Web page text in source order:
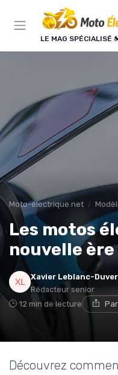
LE MAG SPÉCIALISÉ
Moto-électrique.net
Les motos
nouvelle
Xavier Leblanc-
Rédacteur senior
12 min de lecture
Découvrez
Panneau de gestion des